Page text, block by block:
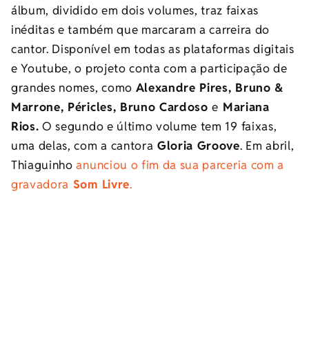
álbum, dividido em dois volumes, traz faixas
inéditas e também que marcaram a carreira do
cantor. Disponível em todas as plataformas digitais
e Youtube, o projeto conta com a participação de
grandes nomes, como Alexandre Pires, Bruno &
Marrone, Péricles, Bruno Cardosoe Mariana
Rios. O segundo e último volume tem 19 faixas,
uma delas, com a cantora Gloria Groove. Em abril,
Thiaguinhoanunciou o fim da sua parceria com a
gravadora Som Livre.